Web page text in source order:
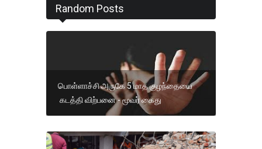
Random Posts
பொள்ளாச்சி அருகே 5 மாத குழந்தையை
கடத்தி விற்பனை - மூவர் கைது